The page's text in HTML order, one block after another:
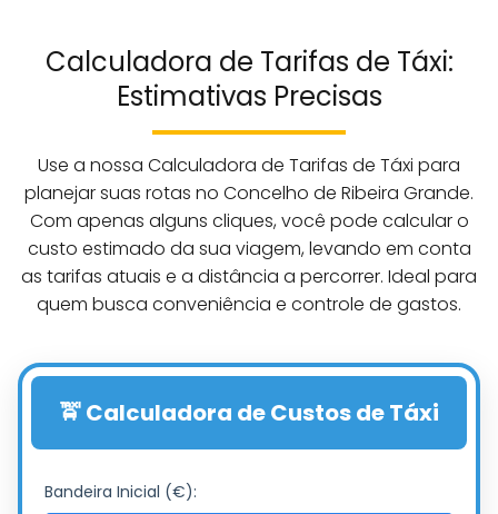
Calculadora de Tarifas de Táxi:
Estimativas Precisas
Use a nossa Calculadora de Tarifas de Táxi para
planejar suas rotas no Concelho de Ribeira Grande.
Com apenas alguns cliques, você pode calcular o
custo estimado da sua viagem, levando em conta
as tarifas atuais e a distância a percorrer. Ideal para
quem busca conveniência e controle de gastos.
🚖 Calculadora de Custos de Táxi
Bandeira Inicial (€):